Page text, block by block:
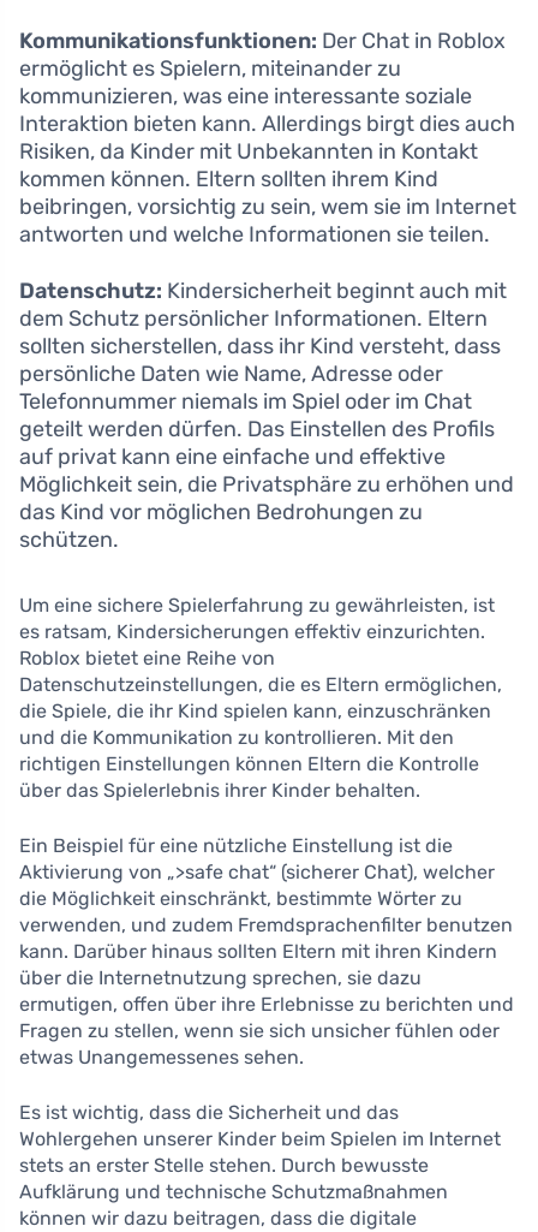
Kommunikationsfunktionen: Der Chat in Roblox
ermöglicht es Spielern, miteinander zu
kommunizieren, was eine interessante soziale
Interaktion bieten kann. Allerdings birgt dies auch
Risiken, da Kinder mit Unbekannten in Kontakt
kommen können. Eltern sollten ihrem Kind
beibringen, vorsichtig zu sein, wem sie im Internet
antworten und welche Informationen sie teilen.
Datenschutz: Kindersicherheit beginnt auch mit
dem Schutz persönlicher Informationen. Eltern
sollten sicherstellen, dass ihr Kind versteht, dass
persönliche Daten wie Name, Adresse oder
Telefonnummer niemals im Spiel oder im Chat
geteilt werden dürfen. Das Einstellen des Profils
auf privat kann eine einfache und effektive
Möglichkeit sein, die Privatsphäre zu erhöhen und
das Kind vor möglichen Bedrohungen zu
schützen.
Um eine sichere Spielerfahrung zu gewährleisten, ist
es ratsam, Kindersicherungen effektiv einzurichten.
Roblox bietet eine Reihe von
Datenschutzeinstellungen, die es Eltern ermöglichen,
die Spiele, die ihr Kind spielen kann, einzuschränken
und die Kommunikation zu kontrollieren. Mit den
richtigen Einstellungen können Eltern die Kontrolle
über das Spielerlebnis ihrer Kinder behalten.
Ein Beispiel für eine nützliche Einstellung ist die
Aktivierung von „>safe chat“ (sicherer Chat), welcher
die Möglichkeit einschränkt, bestimmte Wörter zu
verwenden, und zudem Fremdsprachenfilter benutzen
kann. Darüber hinaus sollten Eltern mit ihren Kindern
über die Internetnutzung sprechen, sie dazu
ermutigen, offen über ihre Erlebnisse zu berichten und
Fragen zu stellen, wenn sie sich unsicher fühlen oder
etwas Unangemessenes sehen.
Es ist wichtig, dass die Sicherheit und das
Wohlergehen unserer Kinder beim Spielen im Internet
stets an erster Stelle stehen. Durch bewusste
Aufklärung und technische Schutzmaßnahmen
können wir dazu beitragen, dass die digitale